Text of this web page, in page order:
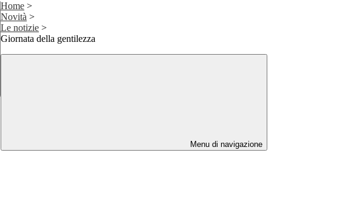
Home >
Novità >
Le notizie >
Giornata della gentilezza
Menu di navigazione